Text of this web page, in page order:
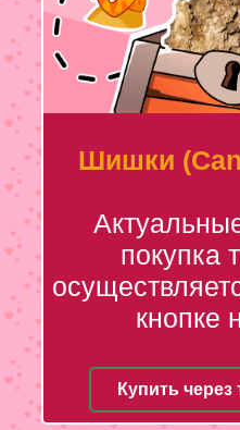
Шишки
покупка
кнопке
Купить через